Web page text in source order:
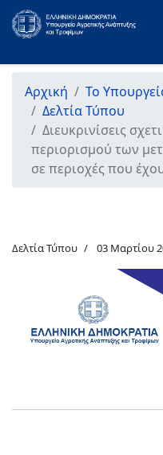
Αρχική Το
Δελτία Τύπου
Διευκρινίσεις
περιορισμού των
σε περιοχές που
Δελτία Τύπου 03 Μαρτίου